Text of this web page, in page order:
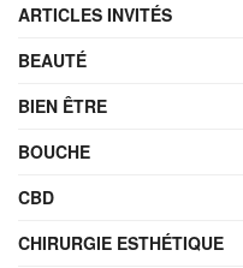
ARTICLES INVITÉS
BEAUTÉ
BIEN ÊTRE
BOUCHE
CBD
CHIRURGIE ESTHÉTIQUE